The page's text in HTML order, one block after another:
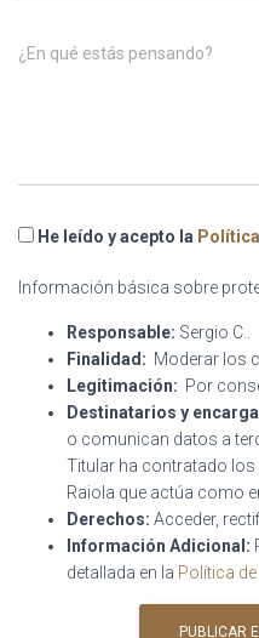
¿En qué estás pensando?
He leído y acepto la
Información básica sobre
Responsable: Sergio C..
Finalidad: Moderar los
Legitimación: Por
Destinatarios y
o comunican datos a
Titular ha contratado
Raiola que actúa como
Derechos: Acceder,
Información Adicional:
detallada en la Política